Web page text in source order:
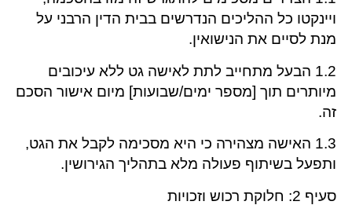
ויינקטו כל ההליכים הנדרשים בבית הדין הרבני על
מנת לסיים את הנישואין.
1.2 הבעל מתחייב לתת לאישה גט ללא עיכובים
מיותרים תוך [מספר ימים/שבועות] מיום אישור הסכם
זה.
1.3 האישה מצהירה כי היא מסכימה לקבל את הגט,
ותפעל בשיתוף פעולה מלא בתהליך הגירושין.
סעיף 2: חלוקת רכוש וזכויות